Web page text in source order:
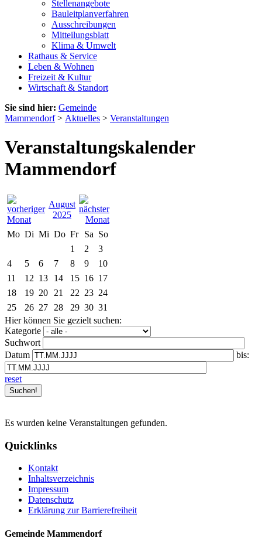
Stellenangebote
Bauleitplanverfahren
Ausschreibungen
Mitteilungsblatt
Klima & Umwelt
Rathaus & Service
Leben & Wohnen
Freizeit & Kultur
Wirtschaft & Standort
Sie sind hier: Gemeinde
Mammendorf> Aktuelles > Veranstaltungen
Veranstaltungskalender
Mammendorf
August
2025
Mo Di Mi Do Fr Sa So
1
2
3
4
5 6 7 8 9
10
11
12 13 14 15 16 17
18
19 20 21 22 23 24
25
26 27 28 29 30 31
Hier können Sie gezielt suchen:
Kategorie
Suchwort
Datum
bis:
reset
Es wurden keine Veranstaltungen gefunden.
Quicklinks
Kontakt
Inhaltsverzeichnis
Impressum
Datenschutz
Erklärung zur Barrierefreiheit
Gemeinde Mammendorf